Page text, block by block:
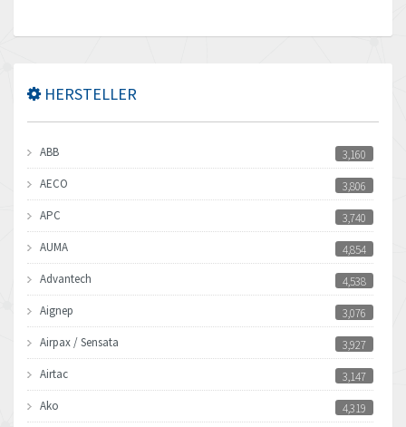
HERSTELLER
ABB
3,160
AECO
3,806
APC
3,740
AUMA
4,854
Advantech
4,538
Aignep
3,076
Airpax / Sensata
3,927
Airtac
3,147
Ako
4,319